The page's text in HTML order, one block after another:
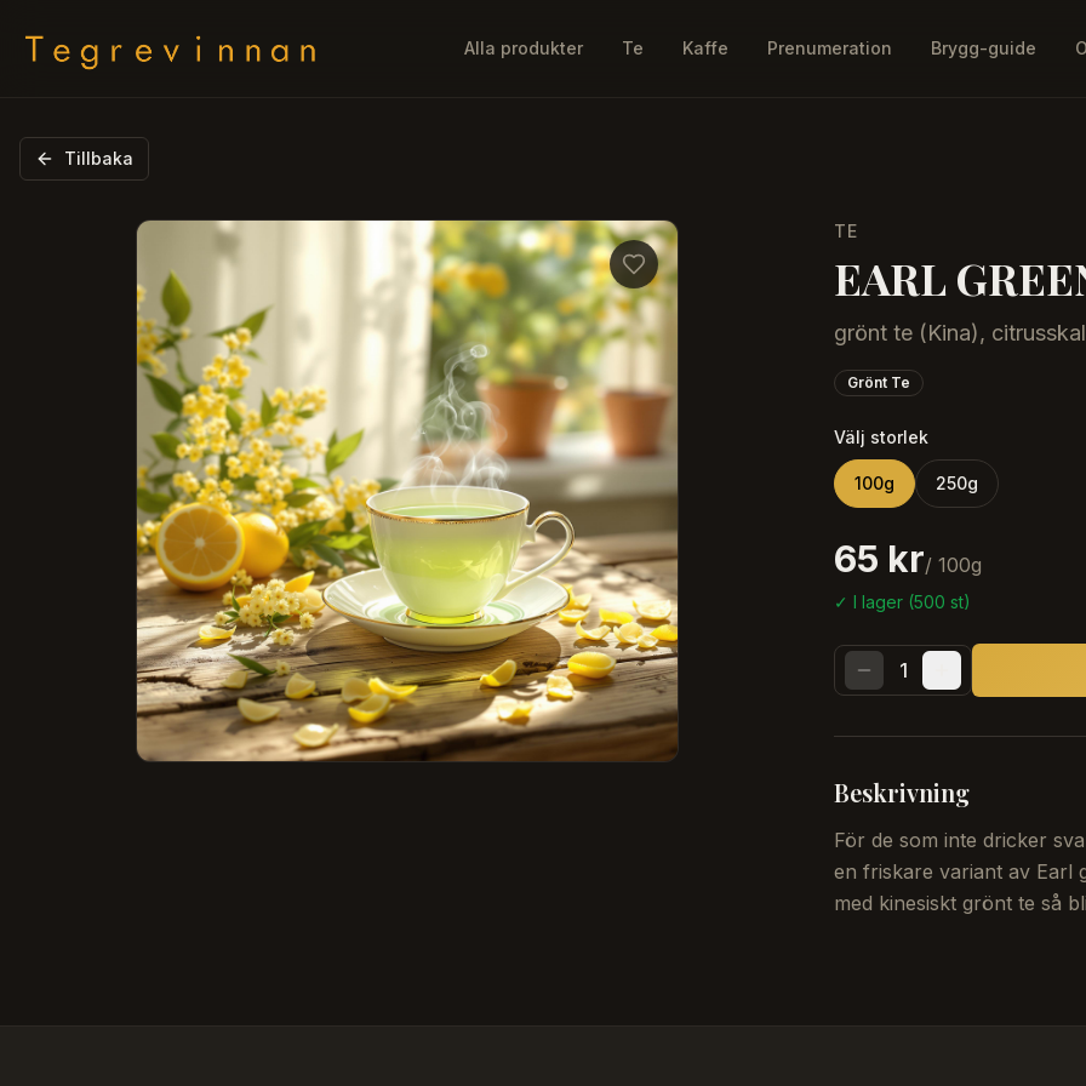
Alla produkter Te Kaffe Prenumeration Brygg-guide
Tillbaka
TE
EARL
grönt te (Kina),
Grönt Te
Välj storlek
100g 250g
65 kr/ 100g
✓ I lager (500 st)
1
Beskrivning
För de som inte dricker
en friskare variant av Earl
med kinesiskt grönt te så